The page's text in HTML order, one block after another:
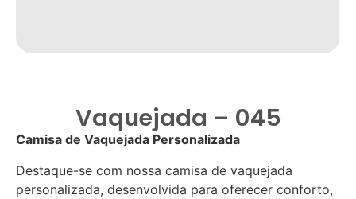
Vaquejada – 045
Camisa de Vaquejada Personalizada
Destaque-se com nossa camisa de vaquejada
personalizada, desenvolvida para oferecer conforto,